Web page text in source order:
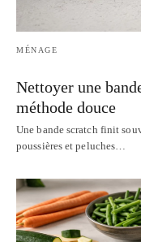
MÉNAGE
Nettoyer une
méthode douce
Une bande scratch finit
poussières et peluches…